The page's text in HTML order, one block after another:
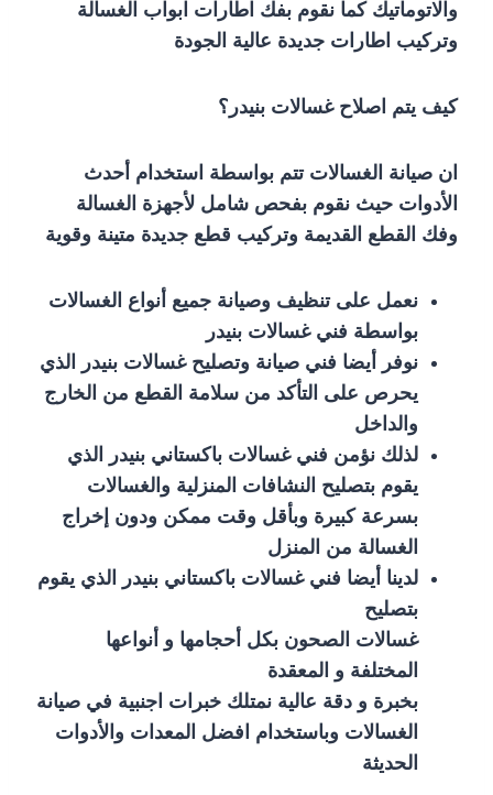
والاتوماتيك كما نقوم بفك اطارات ابواب الغسالة
وتركيب اطارات جديدة عالية الجودة
كيف يتم اصلاح غسالات بنيدر؟
ان صيانة الغسالات تتم بواسطة استخدام أحدث
الأدوات حيث نقوم بفحص شامل لأجهزة الغسالة
وفك القطع القديمة وتركيب قطع جديدة متينة وقوية
نعمل على تنظيف وصيانة جميع أنواع الغسالات
بواسطة فني غسالات بنيدر
نوفر أيضا فني صيانة وتصليح غسالات بنيدر الذي
يحرص على التأكد من سلامة القطع من الخارج
والداخل
لذلك نؤمن فني غسالات باكستاني بنيدر الذي
يقوم بتصليح النشافات المنزلية والغسالات
بسرعة كبيرة وبأقل وقت ممكن ودون إخراج
الغسالة من المنزل
لدينا أيضا فني غسالات باكستاني بنيدر الذي يقوم
بتصليح
غسالات الصحون بكل أحجامها و أنواعها
المختلفة و المعقدة
بخبرة و دقة عالية نمتلك خبرات اجنبية في صيانة
الغسالات وباستخدام افضل المعدات والأدوات
الحديثة